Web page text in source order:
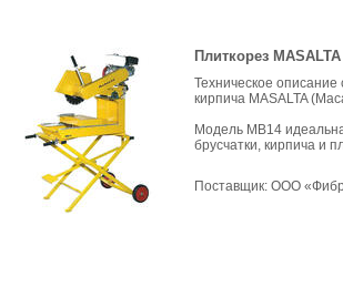
Плиткорез
Техническое описание
кирпича MASALTA
Модель MB14
брусчатки, кирпича и
Поставщик: ООО